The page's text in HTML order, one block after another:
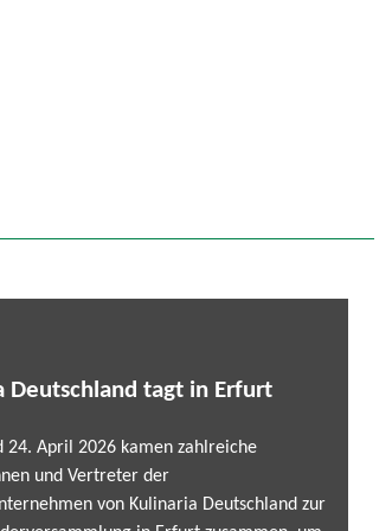
Deutschland tagt in Erfurt
24. April 2026 kamen zahlreiche
und Vertreter der
von Kulinaria Deutschland zur